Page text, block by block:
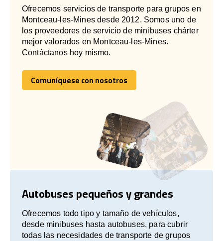
Ofrecemos servicios de transporte para grupos en
Montceau-les-Mines desde 2012. Somos uno de
los proveedores de servicio de minibuses chárter
mejor valorados en Montceau-les-Mines.
Contáctanos hoy mismo.
Comuníquese con nosotros
Comuníquese con nosotros
Autobuses pequeños y grandes
Ofrecemos todo tipo y tamaño de vehículos,
desde minibuses hasta autobuses, para cubrir
todas las necesidades de transporte de grupos